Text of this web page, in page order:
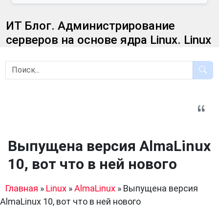
ИТ Блог. Администрирование
серверов на основе ядра Linux. Linux
Выпущена версия AlmaLinux
10, вот что в ней нового
Главная » Linux »AlmaLinux » Выпущена версия
AlmaLinux 10, вот что в ней нового